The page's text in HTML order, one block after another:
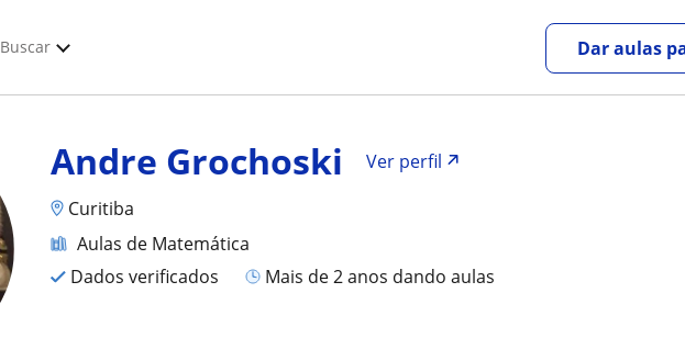
Buscar Dar aulas
Andre Grochoski
Ver perfil
Curitiba
Aulas de Matemática
Dados verificados
mais de 2 anos dando aulas